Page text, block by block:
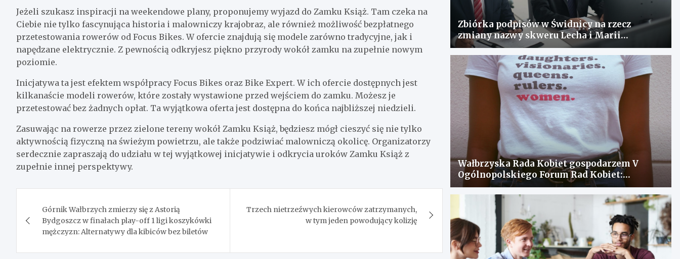
Jeżeli szukasz inspiracji na weekendowe plany, proponujemy wyjazd do Zamku Książ. Tam czeka na
Ciebie nie tylko fascynująca historia i malowniczy krajobraz, ale również możliwość bezpłatnego
przetestowania rowerów od Focus Bikes. W ofercie znajdują się modele zarówno tradycyjne, jak i
napędzane elektrycznie. Z pewnością odkryjesz piękno przyrody wokół zamku na zupełnie nowym
poziomie.
Inicjatywa ta jest efektem współpracy Focus Bikes oraz Bike Expert. W ich ofercie dostępnych jest
kilkanaście modeli rowerów, które zostały wystawione przed wejściem do zamku. Możesz je
przetestować bez żadnych opłat. Ta wyjątkowa oferta jest dostępna do końca najbliższej niedzieli.
Zasuwając na rowerze przez zielone tereny wokół Zamku Książ, będziesz mógł cieszyć się nie tylko
aktywnością fizyczną na świeżym powietrzu, ale także podziwiać malowniczą okolicę. Organizatorzy
serdecznie zapraszają do udziału w tej wyjątkowej inicjatywie i odkrycia uroków Zamku Książ z
zupełnie innej perspektywy.
wpisu
Górnik Wałbrzych zmierzy się z Astorią
Bydgoszcz w finałach play-off 1 ligi koszykówki
mężczyzn: Alternatywy dla kibiców bez biletów
Trzech nietrzeźwych kierowców zatrzymanych,
w tym jeden powodujący kolizję
Zbiórka podpisów w Świdnicy na rzecz
zmiany nazwy skweru Lecha i Marii
Kaczyńskich
Wałbrzyska Rada Kobiet gospodarzem V
Ogólnopolskiego Forum Rad Kobiet:
spotkanie dla wymiany doświadczeń i
rozwiązania problemów